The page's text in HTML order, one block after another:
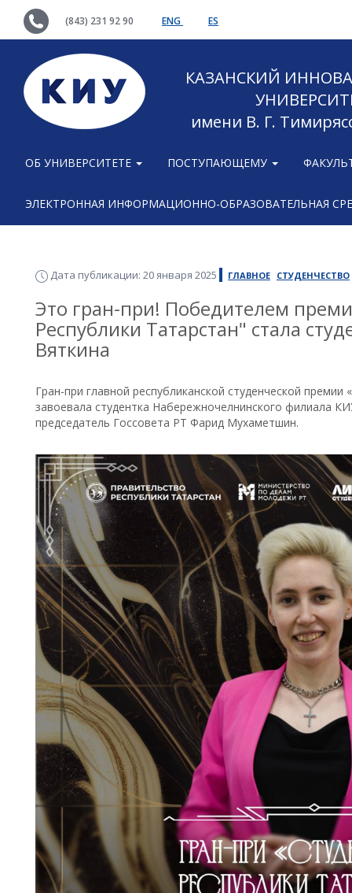
(843) 231 92 90 ENG ES
КАЗАНСКИЙ
имени В. Г.
ОБ УНИВЕРСИТЕТЕ ПОСТУПАЮЩЕМУ
ЭЛЕКТРОННАЯ ИНФОРМАЦИОННО-ОБРАЗОВАТЕЛЬНАЯ
Дата публикации: 20 января 2025 ГЛАВНОЕ СТУДЕНЧЕСТВО
Это гран-при! Победителем
Республики Татарстан" стала
Вяткина
Гран-при главной республиканской студенческой премии
завоевала студентка Набережночелнинского филиала
председатель Госсовета РТ Фарид Мухаметшин.